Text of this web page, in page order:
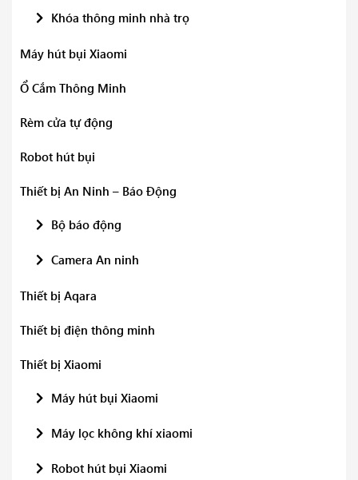
Khóa thông minh nhà trọ
Máy hút bụi Xiaomi
Ổ Cắm Thông Minh
Rèm cửa tự động
Robot hút bụi
Thiết bị An Ninh – Báo Động
Bộ báo động
Camera An ninh
Thiết bị Aqara
Thiết bị điện thông minh
Thiết bị Xiaomi
Máy hút bụi Xiaomi
Máy lọc không khí xiaomi
Robot hút bụi Xiaomi